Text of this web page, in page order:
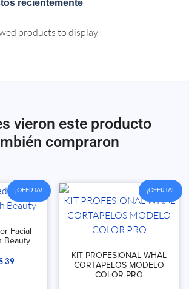
recientemente
products to display
vieron este producto
compraron
¡OFERTA!
Facial
Beauty
39
¡OFERTA!
KIT PROFESIONAL WHAL
CORTAPELOS MODELO
COLOR PRO